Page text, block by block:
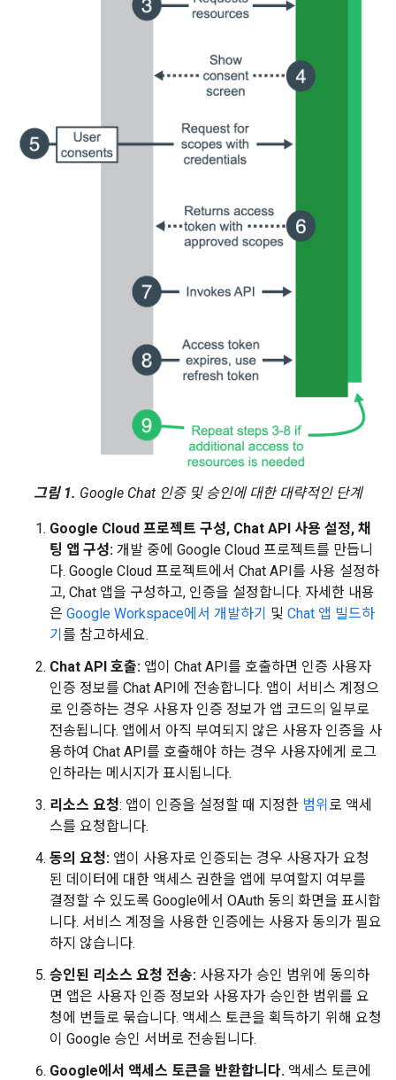
그림 1. Google Chat 인증 및 승인에 대한 대략적인 단계
Google Cloud 프로젝트 구성, Chat API 사용 설정, 채
팅 앱 구성: 개발 중에 Google Cloud 프로젝트를 만듭니
다. Google Cloud 프로젝트에서 Chat API를 사용 설정하
고, Chat 앱을 구성하고, 인증을 설정합니다. 자세한 내용
은 Google Workspace에서 개발하기 및 Chat 앱 빌드하
기 를 참고하세요.
Chat API 호출: 앱이 Chat API를 호출하면 인증 사용자
인증 정보를 Chat API에 전송합니다. 앱이 서비스 계정으
로 인증하는 경우 사용자 인증 정보가 앱 코드의 일부로
전송됩니다. 앱에서 아직 부여되지 않은 사용자 인증을 사
용하여 Chat API를 호출해야 하는 경우 사용자에게 로그
인하라는 메시지가 표시됩니다.
리소스 요청: 앱이 인증을 설정할 때 지정한 범위 로 액세
스를 요청합니다.
동의 요청: 앱이 사용자로 인증되는 경우 사용자가 요청
된 데이터에 대한 액세스 권한을 앱에 부여할지 여부를
결정할 수 있도록 Google에서 OAuth 동의 화면을 표시합
니다. 서비스 계정을 사용한 인증에는 사용자 동의가 필요
하지 않습니다.
승인된 리소스 요청 전송: 사용자가 승인 범위에 동의하
면 앱은 사용자 인증 정보와 사용자가 승인한 범위를 요
청에 번들로 묶습니다. 액세스 토큰을 획득하기 위해 요청
이 Google 승인 서버로 전송됩니다.
Google에서 액세스 토큰을 반환합니다. 액세스 토큰에